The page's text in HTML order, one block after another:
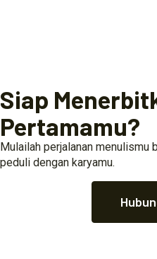
Siap
Pertamamu?
Mulailah perjalanan
peduli dengan karyamu.